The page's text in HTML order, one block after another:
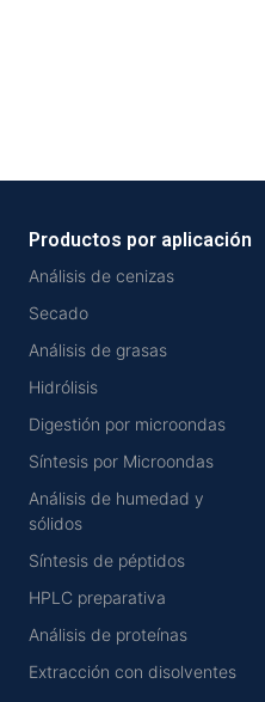
Productos por aplicación
Análisis de cenizas
Secado
Análisis de grasas
Hidrólisis
Digestión por microondas
Síntesis por Microondas
Análisis de humedad y
sólidos
Síntesis de péptidos
HPLC preparativa
Análisis de proteínas
Extracción con disolventes